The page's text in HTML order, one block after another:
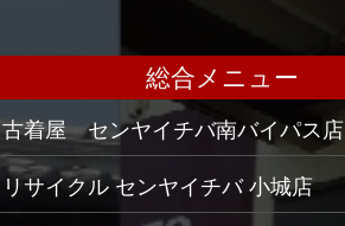
総合メニュー
古着屋 センヤイチバ南バイパス店
リサイクル センヤイチバ 小城店